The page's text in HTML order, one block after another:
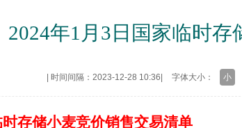
2024年1月3日国家临时
时间间隔：2023-12-28 10:36 字体大小： 小
存储小麦竞价销售交易清单